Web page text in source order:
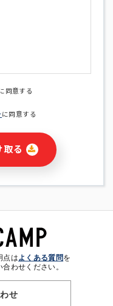
情報(当社及び第三者の
含みますが、それらに
い形式に加工した統
及び配信について
同意する
に同意する
取る
点はよくある質問を
わせください。
せ